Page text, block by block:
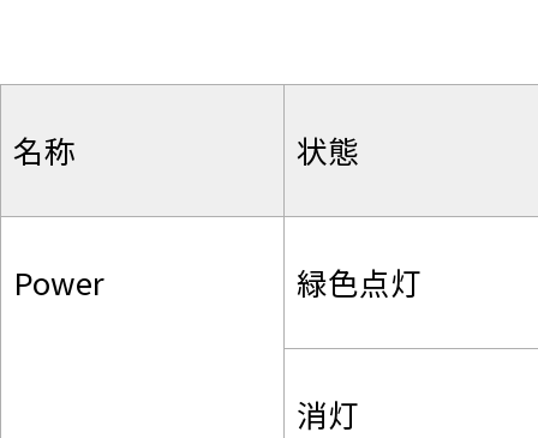
名称 状態
Power 緑色点灯
消灯